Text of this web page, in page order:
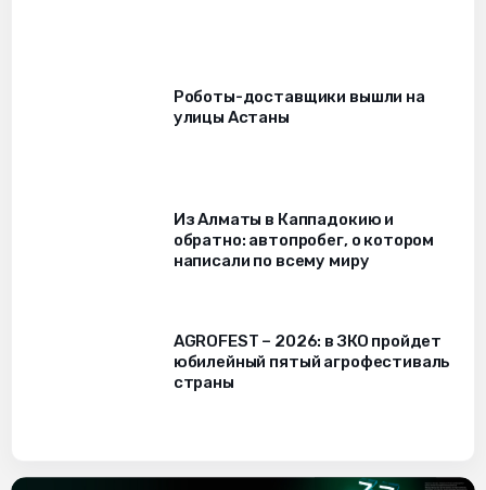
Роботы-доставщики вышли на
улицы Астаны
Из Алматы в Каппадокию и
обратно: автопробег, о котором
написали по всему миру
AGROFEST – 2026: в ЗКО пройдет
юбилейный пятый агрофестиваль
страны